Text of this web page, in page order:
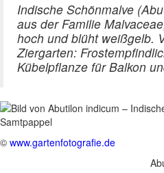
Indische Schönmalve
aus der Familie
hoch und blüht weißgelb.
Ziergarten:
Kübelpflanze für Balkon
© www.gartenfotografie.de